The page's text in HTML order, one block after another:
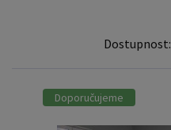
Dostupnost:
Doporučujeme